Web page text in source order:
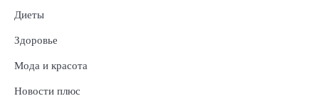
Диеты
Здоровье
Мода и красота
Новости плюс